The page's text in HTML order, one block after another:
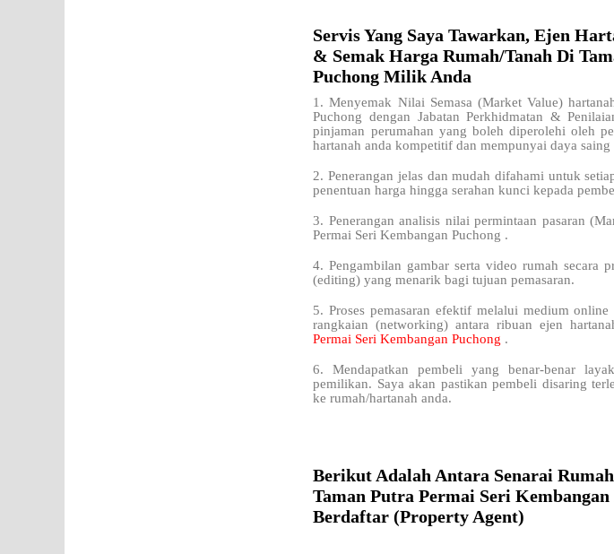
Servis Yang Saya Tawarkan, Ejen
& Semak Harga Rumah/Tanah Di
Puchong Milik Anda
1. Menyemak Nilai Semasa (Market Value)
Puchong dengan Jabatan Perkhidmatan &
pinjaman perumahan yang boleh diperolehi oleh
hartanah anda kompetitif dan mempunyai daya saing
2. Penerangan jelas dan mudah difahami untuk
penentuan harga hingga serahan kunci kepada
3. Penerangan analisis nilai permintaan pasaran
Permai Seri Kembangan Puchong .
4. Pengambilan gambar serta video rumah secara
(editing) yang menarik bagi tujuan pemasaran.
5. Proses pemasaran efektif melalui medium
rangkaian (networking) antara ribuan ejen
Permai Seri Kembangan Puchong .
6. Mendapatkan pembeli yang benar-benar
pemilikan. Saya akan pastikan pembeli disaring
ke rumah/hartanah anda.
Berikut Adalah Antara Senarai
Taman Putra Permai Seri
Berdaftar (Property Agent)